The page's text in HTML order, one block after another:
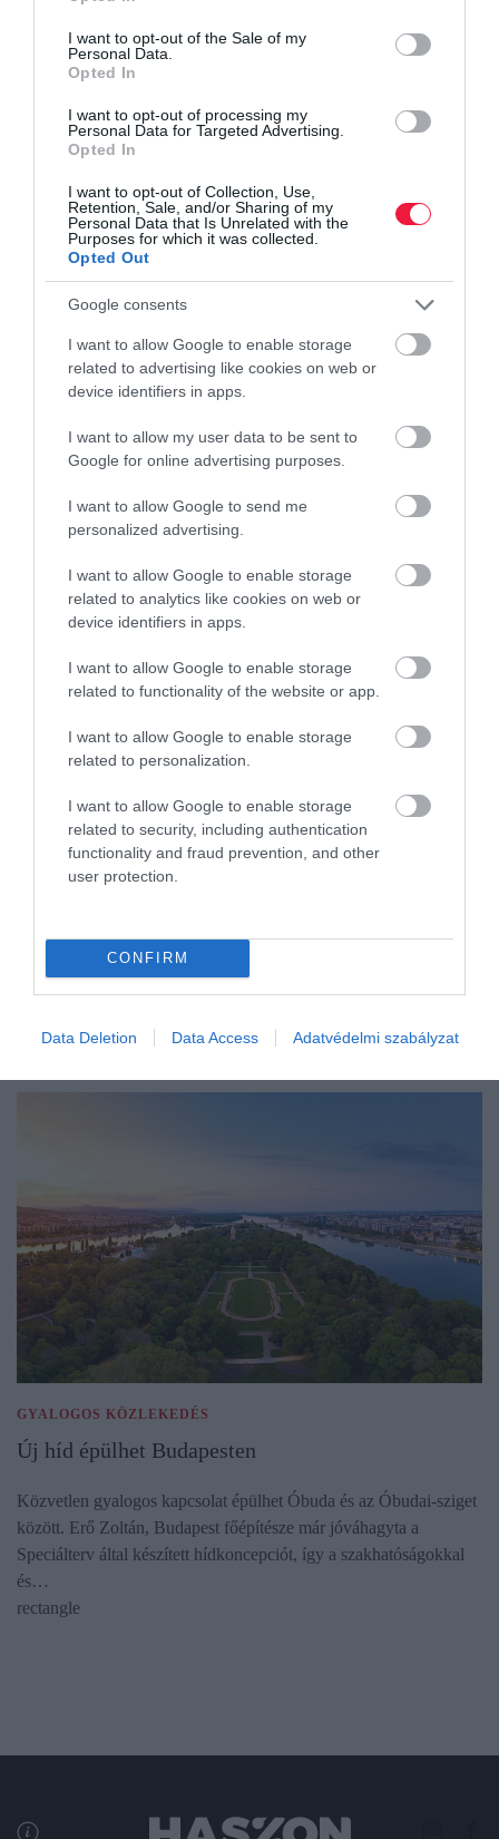
use your data for below specified purposes in below Google
consent section.
I want to opt-out of the Sale of my
Personal Data.
Opted In
I want to opt-out of processing my
Personal Data for Targeted Advertising.
Opted In
I want to opt-out of Collection, Use,
Retention, Sale, and/or Sharing of my
Personal Data that Is Unrelated with the
Purposes for which it was collected.
Opted Out
Google consents
I want to allow Google to enable storage
related to advertising like cookies on web or
device identifiers in apps.
I want to allow my user data to be sent to
Google for online advertising purposes.
I want to allow Google to send me
personalized advertising.
I want to allow Google to enable storage
related to analytics like cookies on web or
device identifiers in apps.
I want to allow Google to enable storage
related to functionality of the website or app.
I want to allow Google to enable storage
related to personalization.
I want to allow Google to enable storage
related to security, including authentication
functionality and fraud prevention, and other
user protection.
CONFIRM
Data Deletion Data Access Adatvédelmi szabályzat
INGATLAN
Tudod, hol kezdődik a prémiumkategória a
A lakáspiaci drágulás átrendezte, mit tekintünk drágának. A Duna
House értékesítéseiben a medián eladási ár idén az első félévben
50 millió forint körül volt, szemben az egy évvel korábbi 42…
GYALOGOS KÖZLEKEDÉS
Új híd épülhet Budapesten
Közvetlen gyalogos kapcsolat épülhet Óbuda és az Óbudai-sziget
között. Erő Zoltán, Budapest főépítésze már jóváhagyta a
Speciálterv által készített hídkoncepciót, így a szakhatóságokkal
és…
rectangle